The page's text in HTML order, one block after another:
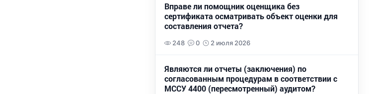
Вправе ли помощник оценщика без
сертификата осматривать объект оценки для
составления отчета?
248 0 2 июля 2026
Являются ли отчеты (заключения) по
согласованным процедурам в соответствии с
МССУ 4400 (пересмотренный) аудитом?